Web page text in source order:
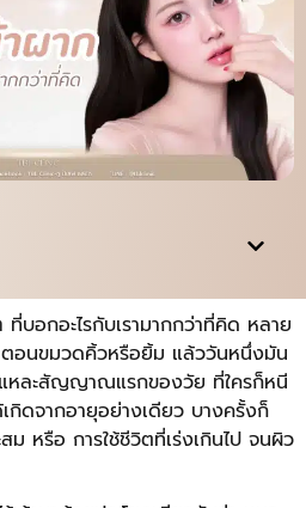
บอกอะไรกับเรามากกว่าที่คิด หลาย
ตอนขมวดคิ้วหรือยิ้ม แล้ววันหนึ่งมัน
หละสัญญาณแรกของวัย ที่ใครก็หนี
กิดจากอายุอย่างเดียว บางครั้งก็
ม หรือ การใช้ชีวิตที่เร่งเกินไป จนผิว